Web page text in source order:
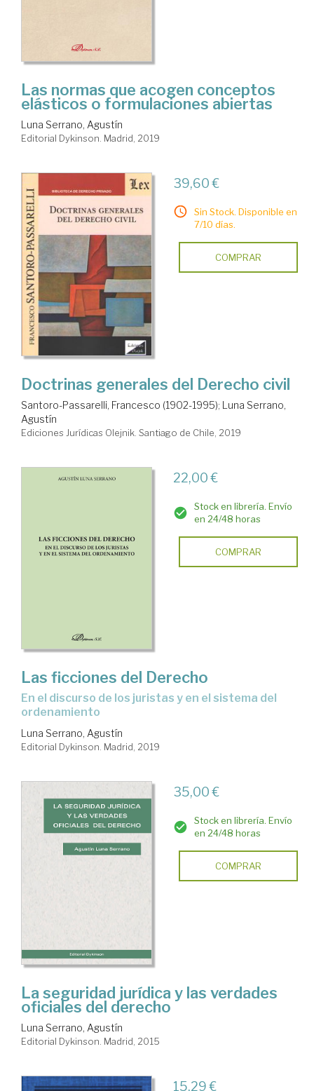
Las normas que acogen conceptos
elásticos o formulaciones abiertas
Luna Serrano, Agustín
Editorial Dykinson. Madrid, 2019
39,60 €
Sin Stock. Disponible en
7/10 días.
COMPRAR
Doctrinas generales del Derecho civil
Santoro-Passarelli, Francesco (1902-1995); Luna Serrano,
Agustín
Ediciones Jurídicas Olejnik. Santiago de Chile, 2019
22,00 €
Stock en librería. Envío
en 24/48 horas
COMPRAR
Las ficciones del Derecho
en el discurso de los juristas y en el sistema del
ordenamiento
Luna Serrano, Agustín
Editorial Dykinson. Madrid, 2019
35,00 €
Stock en librería. Envío
en 24/48 horas
COMPRAR
La seguridad jurídica y las verdades
oficiales del derecho
Luna Serrano, Agustín
Editorial Dykinson. Madrid, 2015
15,29 €